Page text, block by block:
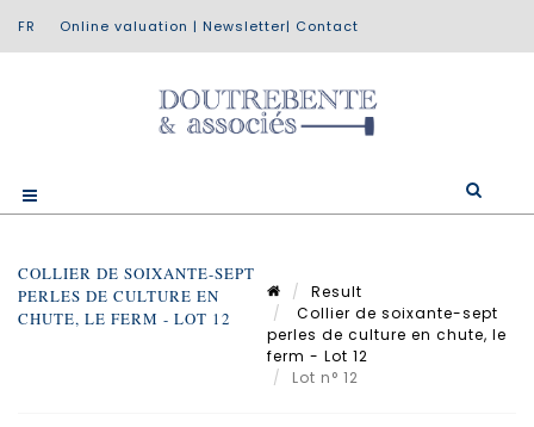
Online valuation | Newsletter| Contact
COLLIER DE SOIXANTE-SEPT
PERLES DE CULTURE EN
CHUTE, LE FERM - LOT 12
Result
Collier de soixante-sept
perles de culture en chute, le
ferm - Lot 12
Lot n° 12